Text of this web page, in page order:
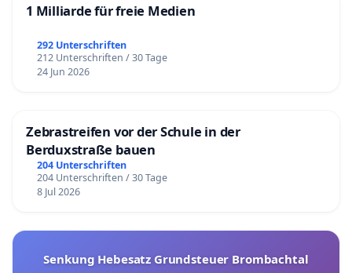
1 Milliarde für freie Medien
292 Unterschriften
212 Unterschriften / 30 Tage
24 Jun 2026
Zebrastreifen vor der Schule in der
Berduxstraße bauen
204 Unterschriften
204 Unterschriften / 30 Tage
8 Jul 2026
Senkung Hebesatz Grundsteuer Brombachtal